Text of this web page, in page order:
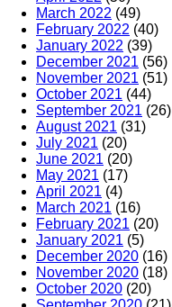
March 2022 (49)
February 2022 (40)
January 2022 (39)
December 2021 (56)
November 2021 (51)
October 2021 (44)
September 2021 (26)
August 2021 (31)
July 2021 (20)
June 2021 (20)
May 2021 (17)
April 2021 (4)
March 2021 (16)
February 2021 (20)
January 2021 (5)
December 2020 (16)
November 2020 (18)
October 2020 (20)